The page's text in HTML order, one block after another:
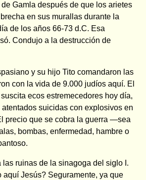
Gamla después de que los arietes
en sus murallas durante la
de los años 66-73 d.C. Esa
Condujo a la destrucción de
y su hijo Tito comandaron las
con la vida de 9.000 judíos aquí. El
ecos estremecedores hoy día,
suicidas con explosivos en
precio que se cobra la guerra —sea
bombas, enfermedad, hambre o
las ruinas de la sinagoga del siglo I.
aquí Jesús? Seguramente, ya que